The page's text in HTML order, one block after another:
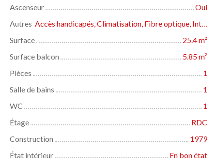
Ascenseur
Oui
Autres
Accès handicapés, Climatisation, Fibre optique, Interphone
Surface
25.4m²
Surface balcon
5.85m²
Pièces
1
Salle de bains
1
WC
1
Étage
RDC
Construction
1979
État intérieur
En bon état